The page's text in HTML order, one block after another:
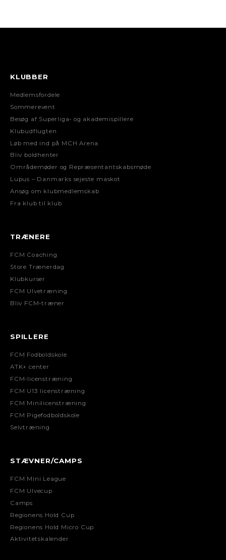
KLUBBER
Medlemsfordele
Sommerevent
Besøg af Superliga- og akademispillere
Klubudflugten
Løb med ind på MCH Arena
Bliv boldhenter
Områdemøder og Repræsentantskabsmøde
Lupus – Danmarks sejeste maskot
Ansøg om klubmedlemskab
Fra klub til klub
TRÆNERE
FCM Coaching
Store Trænerdag
Klubkurser
FCM Ulvetræning
Bliv FCM-træner
SPILLERE
FCM Fodboldskole
ATK+ center
FCM-licenstræning
FCM U13 licenstræning
FCM Minilicenstræning
FCM Pigefodboldskole
Selvtræning
STÆVNER/CAMPS
FCM Mini League
FCM Ulvecup
Camps
Regionens Hold Cup
Regionens Hold Micro Cup
Aktivitetskalender